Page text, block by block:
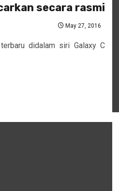
secara rasmi
May 27, 2016
didalam siri Galaxy C